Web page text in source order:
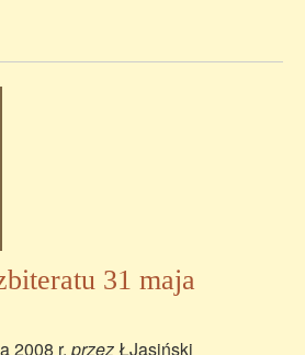
31 maja
2008 r. przez ŁJasiński